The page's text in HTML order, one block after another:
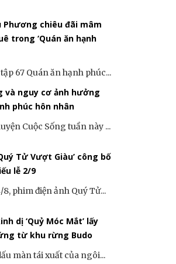
Phương chiêu đãi mâm
trong ‘Quán ăn hạnh
67 Quán ăn hạnh phúc...
và nguy cơ ảnh hưởng
phúc hôn nhân
Cuộc Sống tuần này ...
Tử Vượt Giàu’ công bố
lễ 2/9
8, phim điện ảnh Quý Tử...
dị ‘Quỷ Móc Mắt’ lấy
từ khu rừng Budo
màn tái xuất của ngôi...